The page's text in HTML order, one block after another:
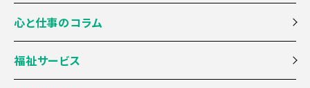
心と仕事のコラム
福祉サービス